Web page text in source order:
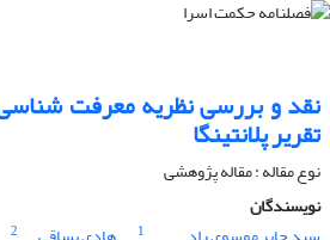
نقد و بررسی نظریه معرفت
تقریر پلانتینگا
نوع مقاله : مقاله پژوهشی
نویسندگان
1
2